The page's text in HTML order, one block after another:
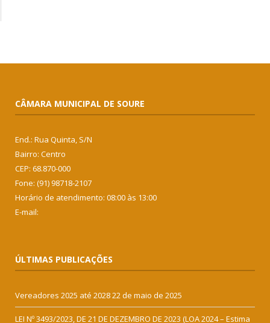
CÂMARA MUNICIPAL DE SOURE
End.: Rua Quinta, S/N
Bairro: Centro
CEP: 68.870-000
Fone: (91) 98718-2107
Horário de atendimento: 08:00 às 13:00
E-mail:
ÚLTIMAS PUBLICAÇÕES
Vereadores 2025 até 202822 de maio de 2025
LEI Nº 3493/2023, DE 21 DE DEZEMBRO DE 2023 (LOA 2024 – Estima